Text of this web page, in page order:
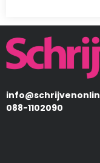
Afbeelding
088-1102090